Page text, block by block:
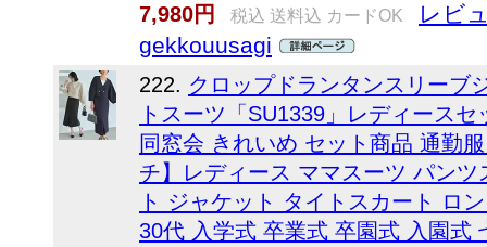
7,980円
税込 送料込 カードOK
レビ
gekkouusagi
222. クロップドランタンスリーブ
トスーツ「SU1339」レディース
同窓会 きれいめ セット商品 通勤
チ】レディース ママスーツ パン
ト ジャケット タイトスカート ロ
30代 入学式 卒業式 卒園式 入園式